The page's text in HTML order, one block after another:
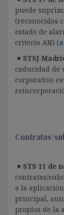
puede
(reconocidos
estado de
criterio AN) (
STSJ
caducidad de
corporativo
Contratas/
STS 11 de
contratas/
a la
principal, aun
propios de la